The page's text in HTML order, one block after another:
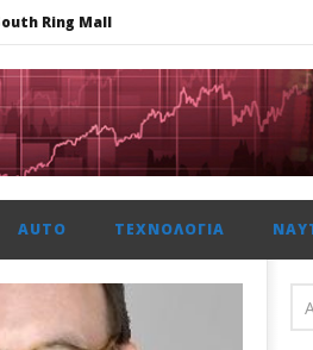
Ring Mall
στις 2.608 μον. τζίρο 320 εκ.
MCRM, στη Θεσσαλονίκη της Metlen
Ring Mall
AUTO ΤΕΧΝΟΛΟΓΊΑ